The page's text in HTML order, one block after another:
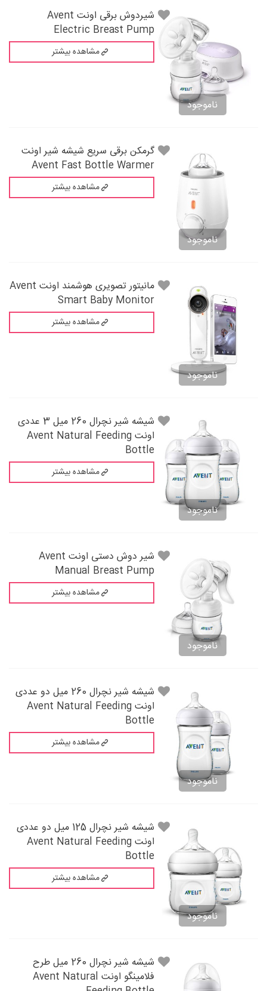
ناموجود
شیردوش برقی اونت Avent
Electric Breast Pump
مشاهده بیشتر
ناموجود
گرمکن برقی سریع شیشه شیر اونت
Avent Fast Bottle Warmer
مشاهده بیشتر
ناموجود
مانیتور تصویری هوشمند اونت Avent
Smart Baby Monitor
مشاهده بیشتر
ناموجود
شيشه شير نچرال 260 میل 3 عددی
اونت Avent Natural Feeding
Bottle
مشاهده بیشتر
ناموجود
شیر دوش دستی اونت Avent
Manual Breast Pump
مشاهده بیشتر
ناموجود
شيشه شير نچرال 260 میل دو عددی
اونت Avent Natural Feeding
Bottle
مشاهده بیشتر
ناموجود
شيشه شير نچرال 125 میل دو عددی
اونت Avent Natural Feeding
Bottle
مشاهده بیشتر
شيشه شير نچرال 260 میل طرح
فلامینگو اونت Avent Natural